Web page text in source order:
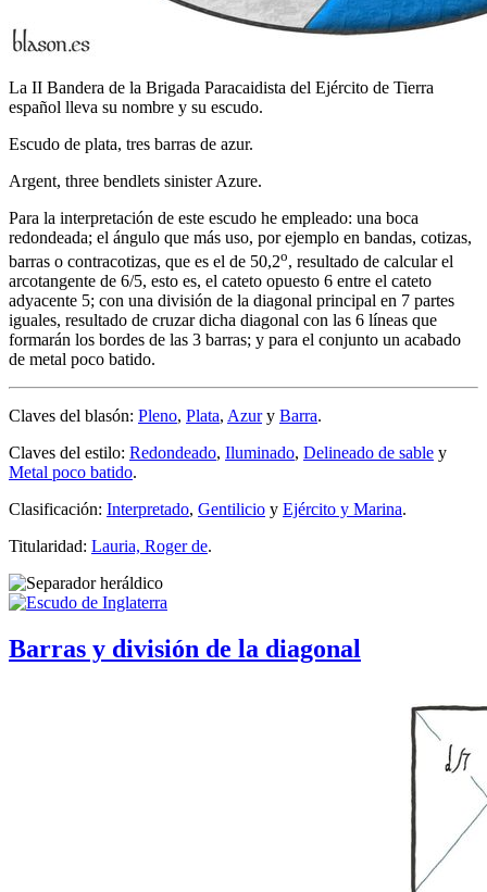
La II Bandera de la Brigada Paracaidista del Ejército de Tierra
español lleva su nombre y su escudo.
Escudo de plata, tres barras de azur.
Argent, three bendlets sinister Azure.
Para la interpretación de este escudo he empleado: una boca
redondeada; el ángulo que más uso, por ejemplo en bandas, cotizas,
barras o contracotizas, que es el de 50,2o, resultado de calcular el
arcotangente de 6/5, esto es, el cateto opuesto 6 entre el cateto
adyacente 5; con una división de la diagonal principal en 7 partes
iguales, resultado de cruzar dicha diagonal con las 6 líneas que
formarán los bordes de las 3 barras; y para el conjunto un acabado
de metal poco batido.
Claves del blasón: Pleno, Plata, Azury Barra.
Claves del estilo: Redondeado, Iluminado, Delineado de sable y
Metal poco batido.
Clasificación: Interpretado, Gentilicio y Ejército y Marina.
Titularidad: Lauria, Roger de.
Barras y división de la diagonal